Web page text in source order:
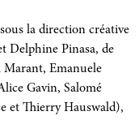
la direction créative
Delphine Pinasa, de
Emanuele
Gavin, Salomé
et Thierry Hauswald),